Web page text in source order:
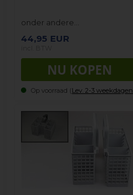
onder andere…
44,95 EUR
Op voorraad (Lev. 2-3 weekdagen.